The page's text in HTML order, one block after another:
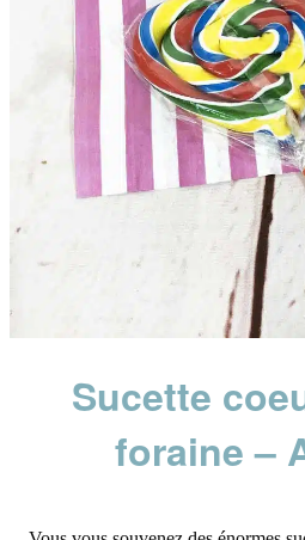
Sucette
foraine –